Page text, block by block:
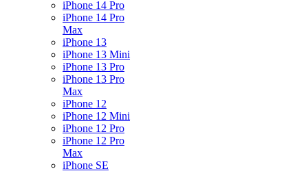
iPhone 14 Pro
iPhone 14 Pro
Max
iPhone 13
iPhone 13 Mini
iPhone 13 Pro
iPhone 13 Pro
Max
iPhone 12
iPhone 12 Mini
iPhone 12 Pro
iPhone 12 Pro
Max
iPhone SE